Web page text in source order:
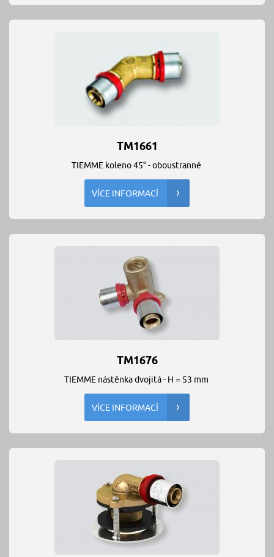
TM1661
TIEMME koleno 45° - oboustranné
VÍCE INFORMACÍ
TM1676
TIEMME nástěnka dvojitá - H = 53 mm
VÍCE INFORMACÍ